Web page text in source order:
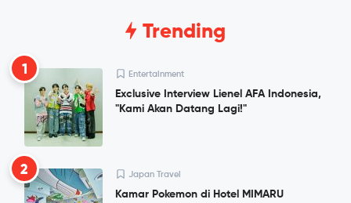
Trending
1 Entertainment
Exclusive Interview Lienel AFA Indonesia,
"Kami Akan Datang Lagi!"
2 Japan Travel
Kamar Pokemon di Hotel MIMARU